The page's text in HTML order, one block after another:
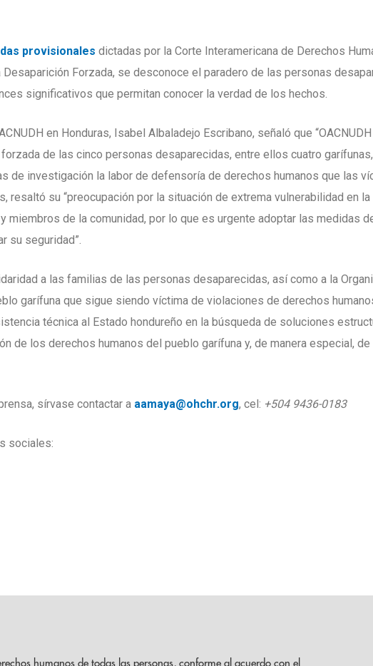
provisionales dictadas por la Corte Interamericana de Derechos
Forzada, se desconoce el paradero de las personas
significativos que permitan conocer la verdad de los hechos.
en Honduras, Isabel Albaladejo Escribano, señaló que
de las cinco personas desaparecidas, entre ellos cuatro
de investigación la labor de defensoría de derechos humanos que las
resaltó su “preocupación por la situación de extrema vulnerabilidad en
de la comunidad, por lo que es urgente adoptar las medidas
su seguridad”.
a las familias de las personas desaparecidas, así como a la
garífuna que sigue siendo víctima de violaciones de derechos
técnica al Estado hondureño en la búsqueda de soluciones
de los derechos humanos del pueblo garífuna y, de manera especial,
sírvase contactar a aamaya@ohchr.org, cel: +504 9436-0183
sociales:
humanos de todas las personas, conforme al acuerdo con el